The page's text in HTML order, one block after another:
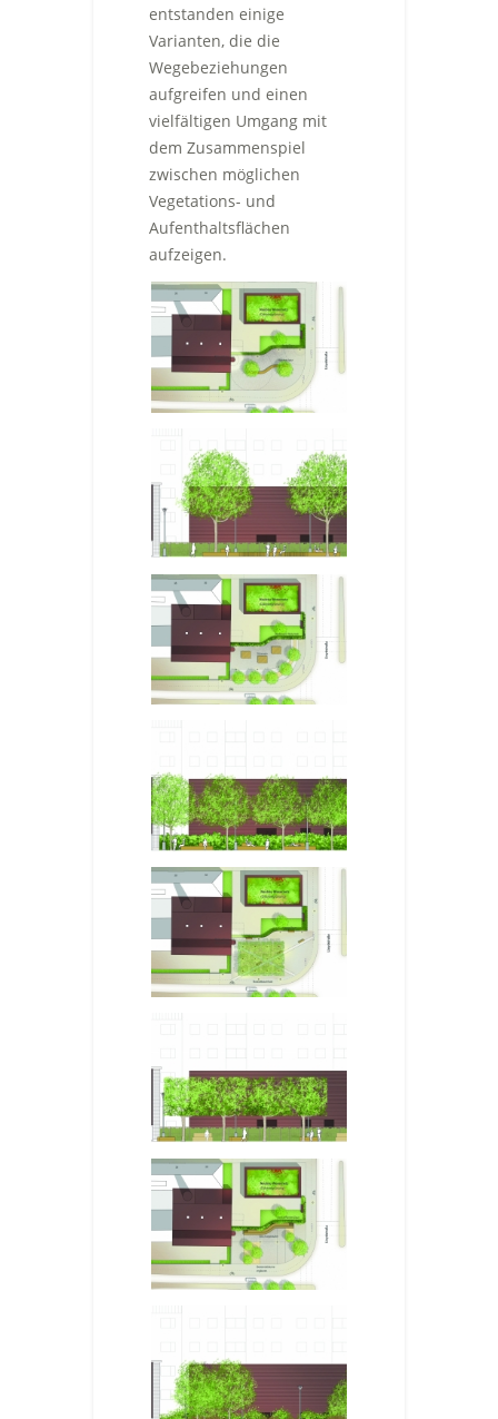
entstanden einige
Varianten, die die
Wegebeziehungen
aufgreifen und einen
vielfältigen Umgang mit
dem Zusammenspiel
zwischen möglichen
Vegetations- und
Aufenthaltsflächen
aufzeigen.